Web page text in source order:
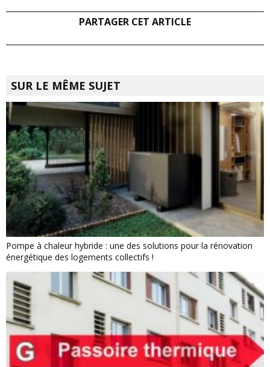
PARTAGER CET ARTICLE
SUR LE MÊME SUJET
Pompe à chaleur hybride : une des solutions pour la rénovation
énergétique des logements collectifs !